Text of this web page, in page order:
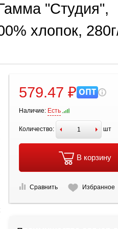
"Студия",
хлопок,
579.47 ₽ ОПТ
Наличие: Есть
Количество: шт
В корзину
Сравнить Избранное